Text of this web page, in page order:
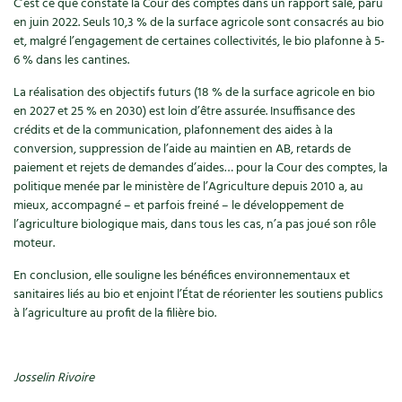
Cuisine saine
Cures, régimes
Dessert, Boulangerie
Techniques, conservation, organisation
Agenda, calendrier
NOUVEAUTÉS
Le magazineLes 4 saisons
Cartes cadeau
Séjourner en Trièves
Nous contacter
Bricolages au jardin
Outils et ustensiles du jardin
Biodiversité
Ravageurs et maladies au jardin
Petit élevage
Cuisine saine
Recettes de printemps
Recettes sans gluten
Les chroniques de Marie
Forums
Jardin bio
Habitat écologique
Cuisine saine
Soins naturels
Les 4 saisons & vous
en juin 2022. Seuls 10,3 % de la surface agricole sont consacrés au bio
et, malgré l’engagement de certaines collectivités, le bio plafonne à 5-
6 % dans les cantines.
La réalisation des objectifs futurs (18 % de la surface agricole en bio
en 2027 et 25 % en 2030) est loin d’être assurée. Insuffisance des
crédits et de la communication, plafonnement des aides à la
conversion, suppression de l’aide au maintien en AB, retards de
paiement et rejets de demandes d’aides… pour la Cour des comptes, la
politique menée par le ministère de l’Agriculture depuis 2010 a, au
mieux, accompagné – et parfois freiné – le développement de
l’agriculture biologique mais, dans tous les cas, n’a pas joué son rôle
moteur.
En conclusion, elle souligne les bénéfices environnementaux et
sanitaires liés au bio et enjoint l’État de réorienter les soutiens publics
à l’agriculture au profit de la filière bio.
Josselin Rivoire